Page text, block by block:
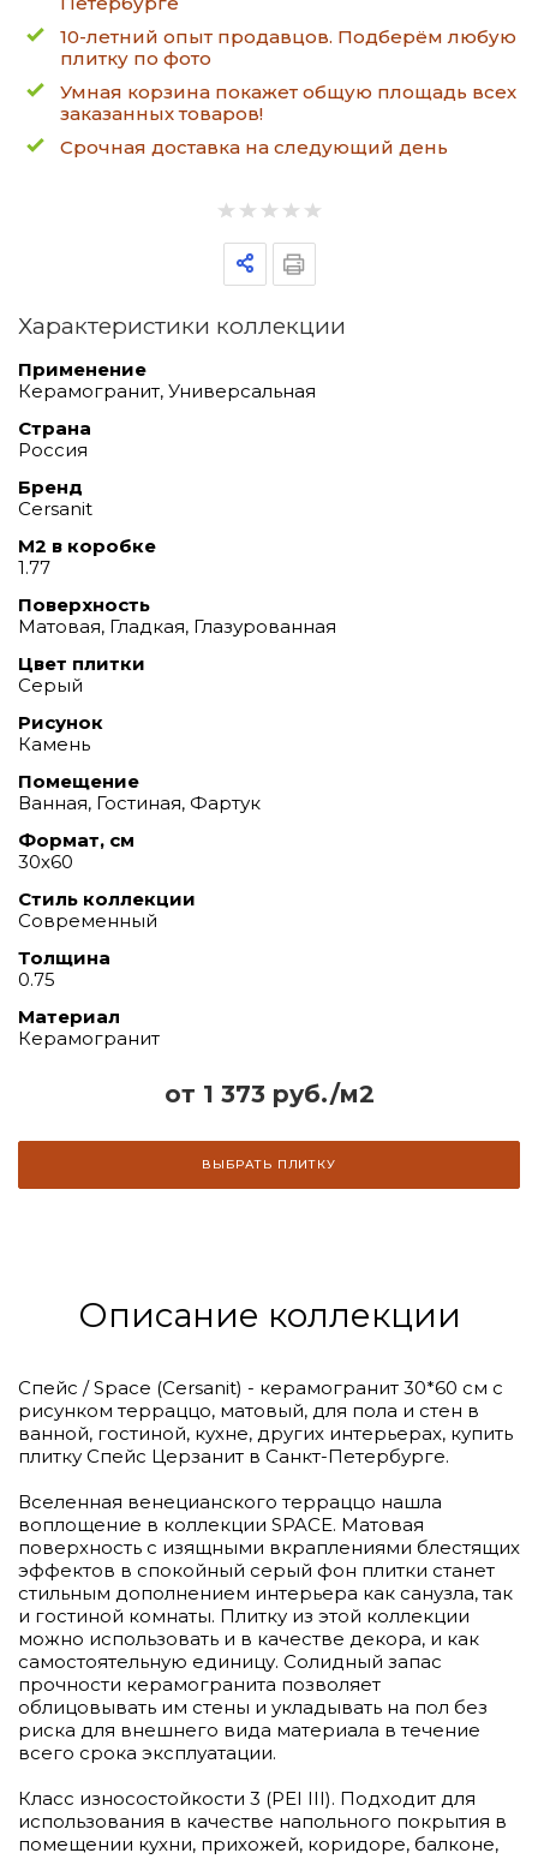
10-летний опыт продавцов. Подберём любую
плитку по фото
Умная корзина покажет общую площадь всех
заказанных товаров!
Срочная доставка на следующий день
от 1 373 руб./м2
ВЫБРАТЬ ПЛИТКУ
Характеристики коллекции
Применение
Керамогранит, Универсальная
Страна
Россия
Бренд
Cersanit
М2 в коробке
1.77
Поверхность
Матовая, Гладкая, Глазурованная
Цвет плитки
Серый
Рисунок
Камень
Помещение
Ванная, Гостиная, Фартук
Формат, см
30х60
Стиль коллекции
Современный
Толщина
0.75
Материал
Керамогранит
Описание коллекции
Спейс / Space (Cersanit) - керамогранит 30*60 см с
рисунком терраццо, матовый, для пола и стен в
ванной, гостиной, кухне, других интерьерах, купить
плитку Спейс Церзанит в Санкт-Петербурге.
Вселенная венецианского терраццо нашла
воплощение в коллекции SPACE. Матовая
поверхность с изящными вкраплениями блестящих
эффектов в спокойный серый фон плитки станет
стильным дополнением интерьера как санузла, так
и гостиной комнаты. Плитку из этой коллекции
можно использовать и в качестве декора, и как
самостоятельную единицу. Солидный запас
прочности керамогранита позволяет
облицовывать им стены и укладывать на пол без
риска для внешнего вида материала в течение
всего срока эксплуатации.
Класс износостойкости 3 (PEI III). Подходит для
использования в качестве напольного покрытия в
помещении кухни, прихожей, коридоре, балконе,